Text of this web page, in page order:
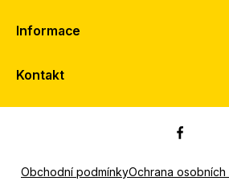
Informace
Kontakt
Obchodní podmínkyOchrana osobních